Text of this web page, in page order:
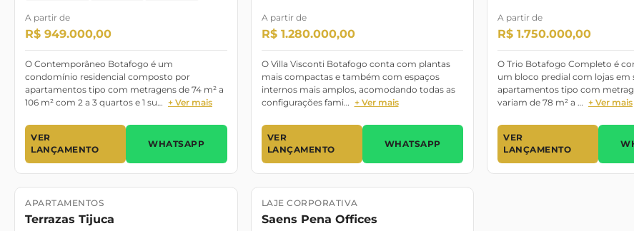
A partir de
R$ 949.000,00
O Contemporâneo Botafogo é um
condomínio residencial composto por
apartamentos tipo com metragens de 74 m² a
106 m² com 2 a 3 quartos e 1 su… + Ver mais
VER
LANÇAMENTO
WHATSAPP
A partir de
R$ 1.280.000,00
O Villa Visconti Botafogo conta com plantas
mais compactas e também com espaços
internos mais amplos, acomodando todas as
configurações fami… + Ver mais
VER
LANÇAMENTO
WHATSAPP
A partir de
R$ 1.750.000,00
O Trio Botafogo Completo é
um bloco predial com lojas em
apartamentos tipo com
variam de 78 m² a … + Ver mais
VER
LANÇAMENTO
Lançamento Pronto para morar
APARTAMENTOS
Terrazas Tijuca
Lançamento Pronto
LAJE CORPORATIVA
Saens Pena Offices